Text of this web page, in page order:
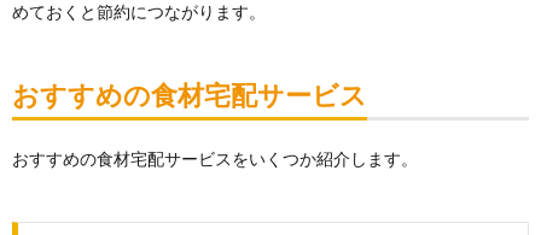
めておくと節約につながります。
おすすめの食材宅配サービス
おすすめの食材宅配サービスをいくつか紹介します。